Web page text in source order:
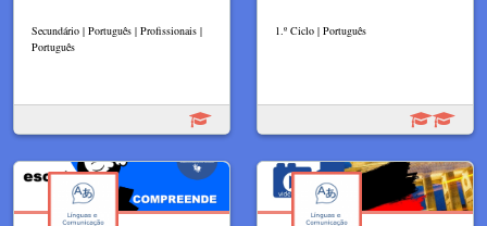
Secundário | Português | Profissionais |
Português
1.º Ciclo | Português